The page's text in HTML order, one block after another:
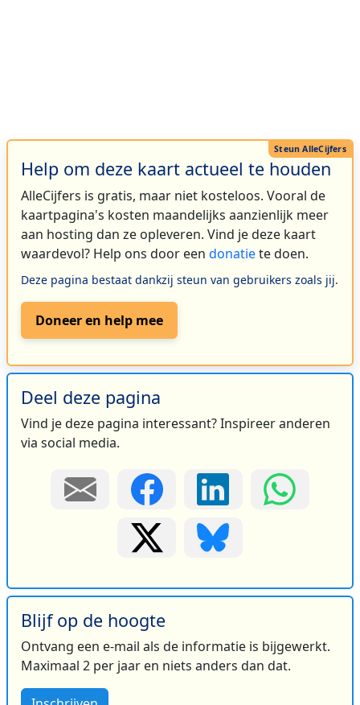
Help om deze kaart actueel te houden
AlleCijfers is gratis, maar niet kosteloos. Vooral de
kaartpagina's kosten maandelijks aanzienlijk meer
aan hosting dan ze opleveren. Vind je deze kaart
waardevol? Help ons door een donatiete doen.
Deze pagina bestaat dankzij steun van gebruikers zoals jij.
Doneer en help mee
Deel deze pagina
Vind je deze pagina interessant? Inspireer anderen
via social media.
Blijf op de hoogte
Ontvang een e-mail als de informatie is bijgewerkt.
Maximaal 2 per jaar en niets anders dan dat.